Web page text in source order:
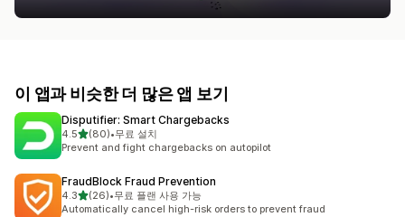
이 앱과 비슷한 더 많은 앱 보기
Disputifier: Smart Chargebacks
4.5별 5개 중
(80)
총 리뷰 80개
•무료 설치
Prevent and fight chargebacks on autopilot
FraudBlock Fraud Prevention
4.3별 5개 중
(26)
총 리뷰 26개
•무료 플랜 사용 가능
Automatically cancel high-risk orders to prevent fraud